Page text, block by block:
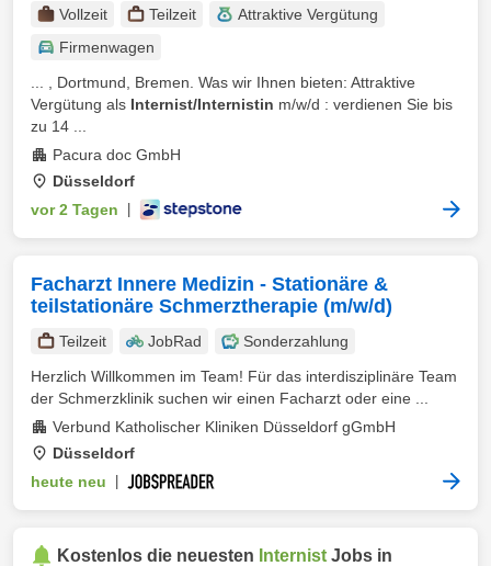
Vollzeit Teilzeit
Attraktive Vergütung
Firmenwagen
... , Dortmund, Bremen. Was wir Ihnen bieten: Attraktive
Vergütung als Internist/Internistin m/w/d : verdienen Sie bis
zu 14 ...
Pacura doc GmbH
Düsseldorf
vor 2 Tagen
Facharzt Innere Medizin - Stationäre &
teilstationäre Schmerztherapie (m/w/d)
Teilzeit JobRad
Sonderzahlung
Herzlich Willkommen im Team! Für das interdisziplinäre Team
der Schmerzklinik suchen wir einen Facharzt oder eine ...
Verbund Katholischer Kliniken Düsseldorf gGmbH
Düsseldorf
heute neu
Kostenlos die neuesten Internist Jobs in